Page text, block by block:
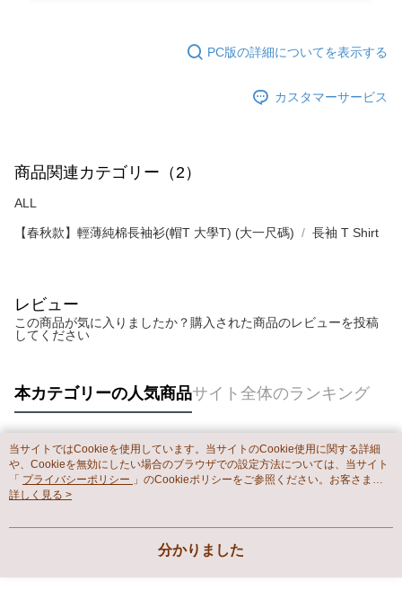
PC版の詳細についてを表示する
カスタマーサービス
商品関連カテゴリー（2）
ALL
【春秋款】輕薄純棉長袖衫(帽T 大學T) (大一尺碼) 長袖 T Shirt
レビュー
この商品が気に入りましたか？購入された商品のレビューを投稿
してください
本カテゴリーの人気商品サイト全体のランキング
人気タグ
当サイトではCookieを使用しています。当サイトのCookie使用に関する詳細
や、Cookieを無効にしたい場合のブラウザでの設定方法については、当サイト
「 プライバシーポリシー 」のCookieポリシーをご参照ください。お客さま
が、当サイトを引き続き使用される場合、当社がサイト利用規約のCookieポリ
詳しく見る >
分かりました